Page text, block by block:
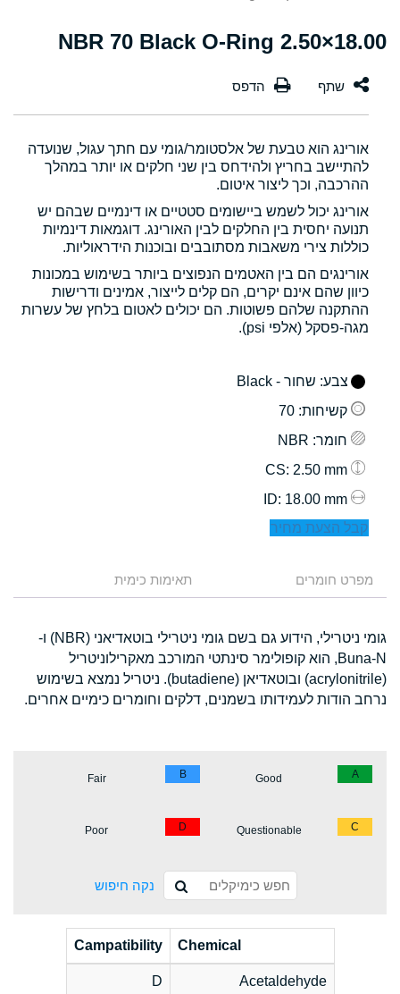
18.00×2.50 NBR 70 Black O-Ring
אורינג הוא טבעת של אלסטומר/גומי עם חתך עגול, שנועדה
להתיישב בחריץ ולהידחס בין שני חלקים או יותר במהלך
ההרכבה, וכך ליצור איטום.
אורינג יכול לשמש ביישומים סטטיים או דינמיים שבהם יש
תנועה יחסית בין החלקים לבין האורינג. דוגמאות דינמיות
כוללות צירי משאבות מסתובבים ובוכנות הידראוליות.
אורינגים הם בין האטמים הנפוצים ביותר בשימוש במכונות
כיוון שהם אינם יקרים, הם קלים לייצור, אמינים ודרישות
ההתקנה שלהם פשוטות. הם יכולים לאטום בלחץ של עשרות
מגה-פסקל (אלפי psi).
צבע: שחור - Black
קשיחות: 70
חומר: NBR
: 2.50 mm
: 18.00 mm
קבל הצעת מחיר
מפרט חומרים תאימות כימית
גומי ניטרילי, הידוע גם בשם גומי ניטרילי בוטאדיאני (NBR) ו-
Buna-N, הוא קופולימר סינתטי המורכב מאקרילוניטריל
(acrylonitrile) ובוטאדיאן (butadiene). ניטריל נמצא בשימוש
נרחב הודות לעמידותו בשמנים, דלקים וחומרים כימיים אחרים.
A
Good
B
Fair
C
Questionable
D
Poor
נקה חיפוש
Chemical
Campatibility
Acetaldehyde
D